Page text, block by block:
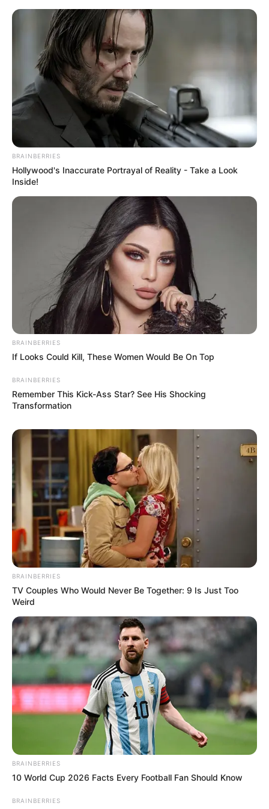
Fleisch oder Alternative:
400 g Hähnchenbrustfilet (alternativ
Rindfleisch, Schweinefleisch oder Tofu)
Sauce:
4 EL Sojasauce
250 ml Gemüse- oder Hühnerbrühe
1 EL Speisestärke
1 EL Austernsauce (optional, für
intensiveren Geschmack)
1 TL Sesamöl
Salz und Pfeffer nach Geschmack
Zum Braten:
3 EL Pflanzenöl
Schritt-für-Schritt
Anleitung
1. Vorbereitung
Fleisch in dünne Streifen schneiden.
Gemüse gründlich waschen und
ebenfalls in mundgerechte Stücke
zerkleinern.
Speisestärke mit etwas kalter Brühe
verrühren, um später die Sauce zu
binden.
2. Fleisch anbraten
In einem Wok oder einer großen Pfanne das Öl
erhitzen und das Fleisch kräftig anbraten, bis
es goldbraun ist. Herausnehmen und
beiseitestellen.
3. Gemüse garen
BRAINBERRIES
Hollywood's Inaccurate Portrayal of Reality - Take a Look
Inside!
BRAINBERRIES
If Looks Could Kill, These Women Would Be On Top
BRAINBERRIES
Remember This Kick-Ass Star? See His Shocking
Transformation
BRAINBERRIES
TV Couples Who Would Never Be Together: 9 Is Just Too
Weird
BRAINBERRIES
10 World Cup 2026 Facts Every Football Fan Should Know
BRAINBERRIES